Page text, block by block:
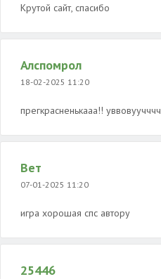
Крутой сайт, спасибо
Алспомрол
18-02-2025 11:20
прегкрасненькааа!! уввовуучччч
Вет
07-01-2025 11:20
игра хорошая спс автору
25446